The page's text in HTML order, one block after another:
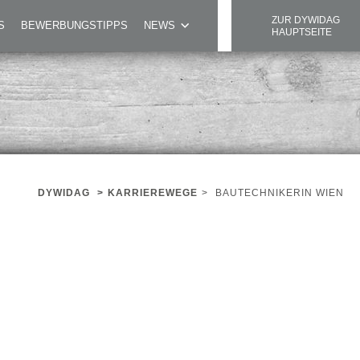
BEWERBUNGSTIPPS NEWS
ZUR DYWIDAG
HAUPTSEITE
DYWIDAG > KARRIEREWEGE > BAUTECHNIKERIN WIEN